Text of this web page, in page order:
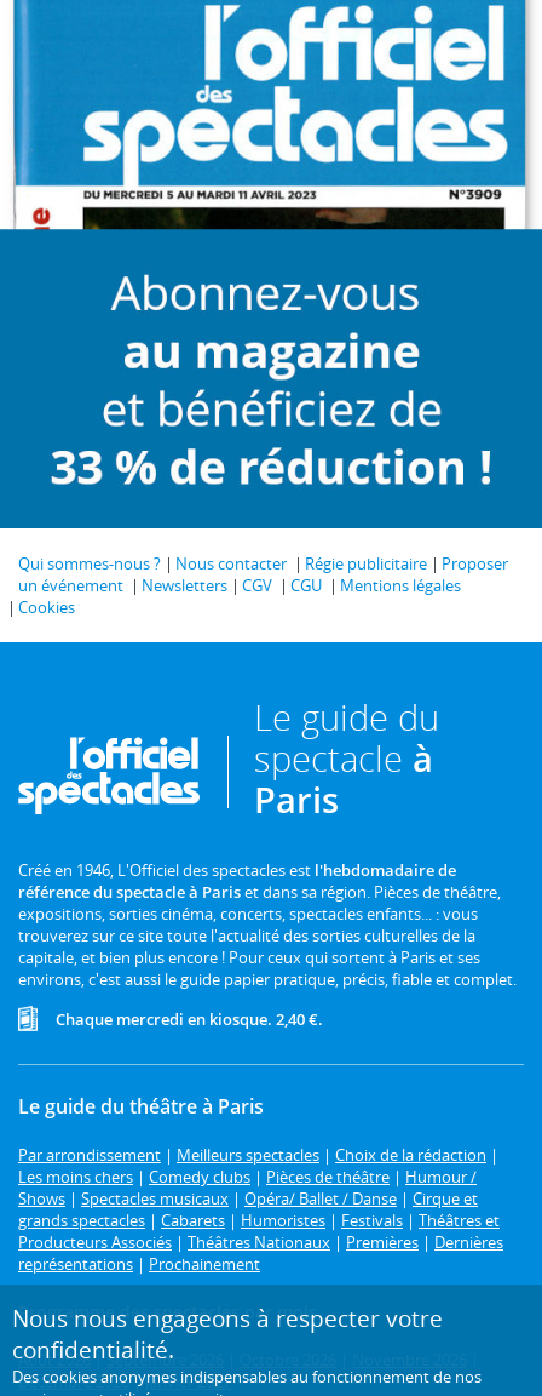
Qui sommes-nous ? Nous contacter Régie publicitaire
Proposer
un événement
Newsletters CGV CGU
Mentions légales
Cookies
Le guide du
spectacle à
Paris
Créé en 1946, L'Officiel des spectacles est l'hebdomadaire de
référence du spectacle à Pariset dans sa région. Pièces de théâtre,
expositions, sorties cinéma, concerts, spectacles enfants... : vous
trouverez sur ce site toute l'actualité des sorties culturelles de la
capitale, et bien plus encore ! Pour ceux qui sortent à Paris et ses
environs, c'est aussi le guide papier pratique, précis, fiable et complet.
Chaque mercredi en kiosque. 2,40 €.
Le guide du théâtre à Paris
Par arrondissement | Meilleurs spectacles | Choix de la rédaction |
Les moins chers | Comedy clubs | Pièces de théâtre | Humour /
Shows | Spectacles musicaux | Opéra/ Ballet / Danse | Cirque et
grands spectacles | Cabarets | Humoristes | Festivals | Théâtres et
Producteurs Associés | Théâtres Nationaux | Premières | Dernières
représentations | Prochainement
Programme des spectacles par mois
Août 2026|Septembre 2026
Décembre 2026|Janvier 2027
Nous nous engageons à respecter votre
confidentialité.
Des cookies anonymes indispensables au fonctionnement de nos